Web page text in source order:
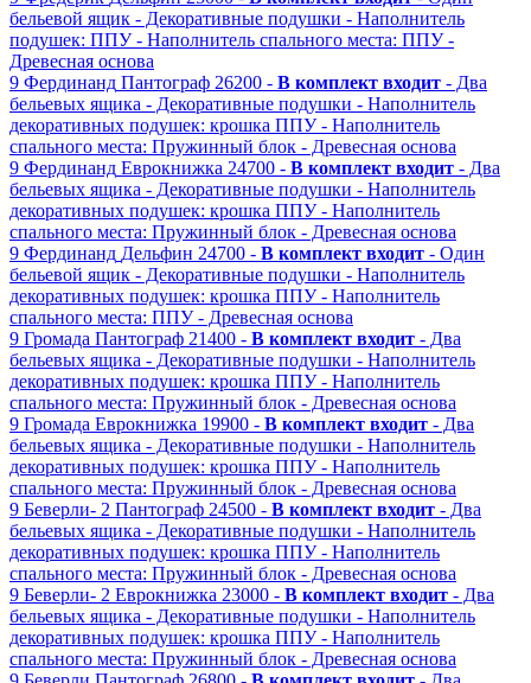
бельевой ящик - Декоративные подушки - Наполнитель
подушек: ППУ - Наполнитель спального места: ППУ -
Древесная основа
9 Фердинанд Пантограф 26200 - В комплект входит - Два
бельевых ящика - Декоративные подушки - Наполнитель
декоративных подушек: крошка ППУ - Наполнитель
спального места: Пружинный блок - Древесная основа
9 Фердинанд Еврокнижка 24700 - В комплект входит - Два
бельевых ящика - Декоративные подушки - Наполнитель
декоративных подушек: крошка ППУ - Наполнитель
спального места: Пружинный блок - Древесная основа
9 Фердинанд Дельфин 24700 - В комплект входит - Один
бельевой ящик - Декоративные подушки - Наполнитель
декоративных подушек: крошка ППУ - Наполнитель
спального места: ППУ - Древесная основа
9 Громада Пантограф 21400 - В комплект входит - Два
бельевых ящика - Декоративные подушки - Наполнитель
декоративных подушек: крошка ППУ - Наполнитель
спального места: Пружинный блок - Древесная основа
9 Громада Еврокнижка 19900 - В комплект входит - Два
бельевых ящика - Декоративные подушки - Наполнитель
декоративных подушек: крошка ППУ - Наполнитель
спального места: Пружинный блок - Древесная основа
9 Беверли- 2 Пантограф 24500 - В комплект входит - Два
бельевых ящика - Декоративные подушки - Наполнитель
декоративных подушек: крошка ППУ - Наполнитель
спального места: Пружинный блок - Древесная основа
9 Беверли- 2 Еврокнижка 23000 - В комплект входит - Два
бельевых ящика - Декоративные подушки - Наполнитель
декоративных подушек: крошка ППУ - Наполнитель
спального места: Пружинный блок - Древесная основа